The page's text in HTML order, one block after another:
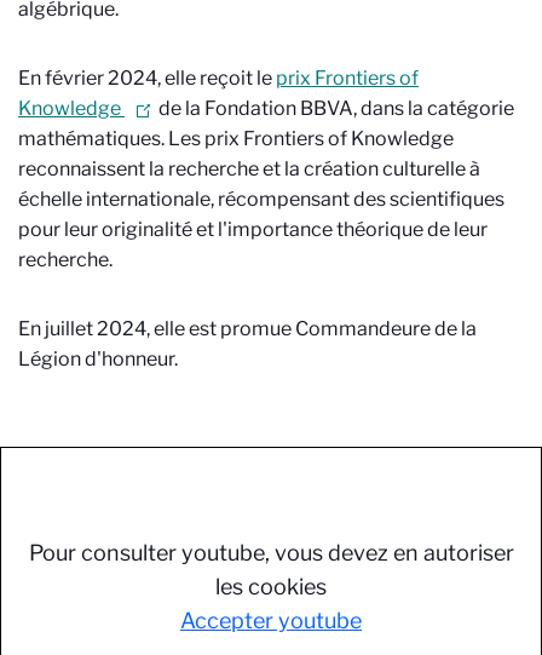
algébrique.
En février 2024, elle reçoit le prix Frontiers of
Knowledge
de la Fondation BBVA, dans la catégorie
mathématiques. Les prix Frontiers of Knowledge
reconnaissent la recherche et la création culturelle à
échelle internationale, récompensant des scientifiques
pour leur originalité et l'importance théorique de leur
recherche.
En juillet 2024, elle est promue Commandeure de la
Légion d'honneur.
Pour consulter youtube, vous devez en autoriser
les cookies
Accepter youtube